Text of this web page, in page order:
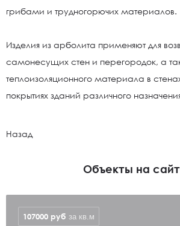
грибами и трудногорючих материалов.
Изделия из арболита применяют для
самонесущих стен и перегородок, а
теплоизоляционного материала в
покрытиях зданий различного
Назад
Объекты на
107000 руб за кв.м